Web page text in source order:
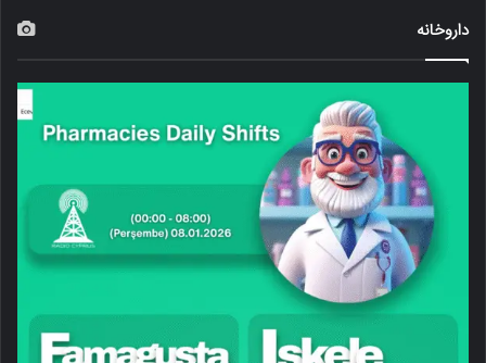
داروخانه